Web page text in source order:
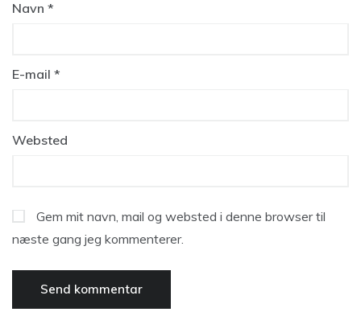
Navn *
E-mail *
Websted
Gem mit navn, mail og websted i denne browser til
næste gang jeg kommenterer.